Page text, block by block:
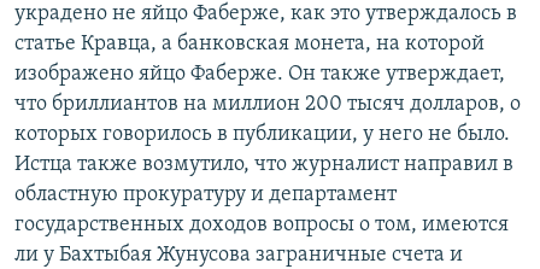
украдено не яйцо Фаберже, как это утверждалось в
статье Кравца, а банковская монета, на которой
изображено яйцо Фаберже. Он также утверждает,
что бриллиантов на миллион 200 тысяч долларов, о
которых говорилось в публикации, у него не было.
Истца также возмутило, что журналист направил в
областную прокуратуру и департамент
государственных доходов вопросы о том, имеются
ли у Бахтыбая Жунусова заграничные счета и